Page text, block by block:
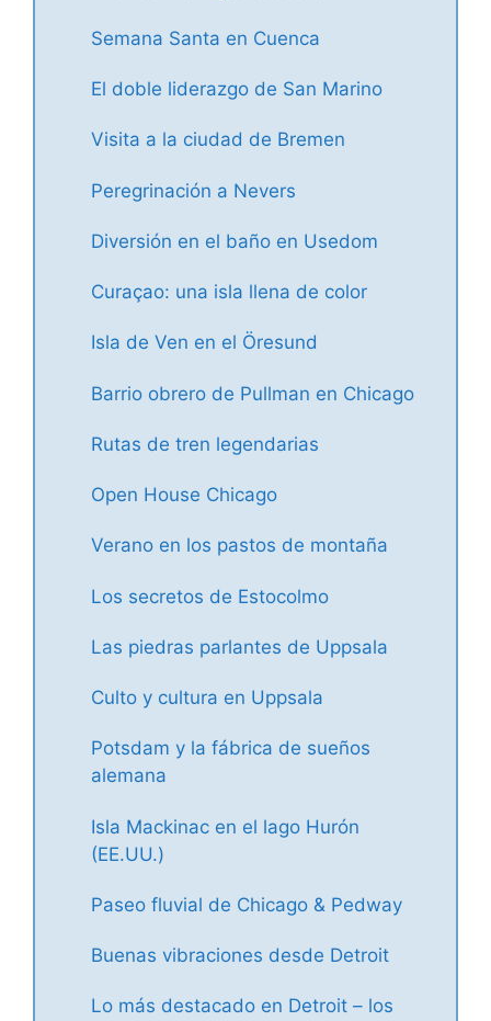
Semana Santa en Cuenca
El doble liderazgo de San Marino
Visita a la ciudad de Bremen
Peregrinación a Nevers
Diversión en el baño en Usedom
Curaçao: una isla llena de color
Isla de Ven en el Öresund
Barrio obrero de Pullman en Chicago
Rutas de tren legendarias
Open House Chicago
Verano en los pastos de montaña
Los secretos de Estocolmo
Las piedras parlantes de Uppsala
Culto y cultura en Uppsala
Potsdam y la fábrica de sueños
alemana
Isla Mackinac en el lago Hurón
(EE.UU.)
Paseo fluvial de Chicago & Pedway
Buenas vibraciones desde Detroit
Lo más destacado en Detroit – los